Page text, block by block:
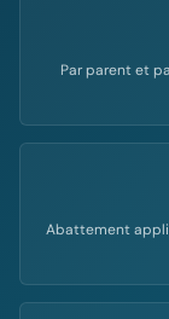
Par parent et
Abattement